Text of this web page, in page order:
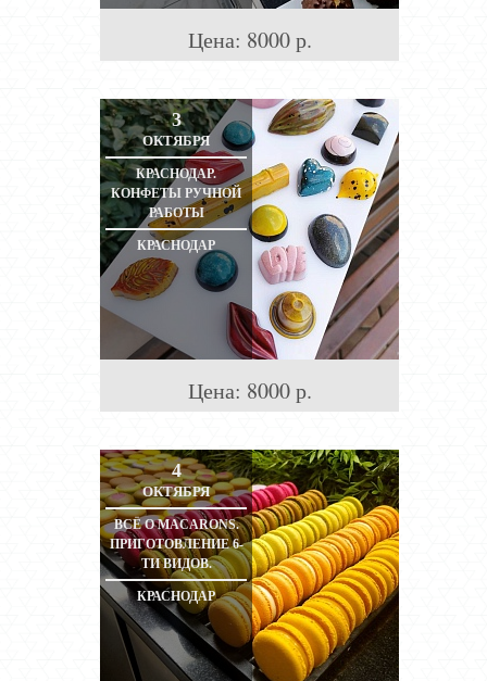
Цена: 8000 р.
3
ОКТЯБРЯ
КРАСНОДАР.
КОНФЕТЫ РУЧНОЙ
РАБОТЫ
КРАСНОДАР
Цена: 8000 р.
4
ОКТЯБРЯ
ВСЁ О MACARONS.
ПРИГОТОВЛЕНИЕ 6-
ТИ ВИДОВ.
КРАСНОДАР